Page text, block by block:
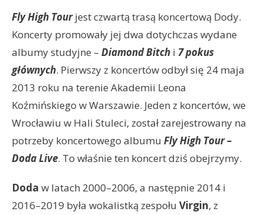
Fly High Tourjest czwartą trasą koncertową Dody.
Koncerty promowały jej dwa dotychczas wydane
albumy studyjne – Diamond Bitch i 7 pokus
głównych. Pierwszy z koncertów odbył się 24 maja
2013 roku na terenie Akademii Leona
Koźmińskiego w Warszawie. Jeden z koncertów, we
Wrocławiu w Hali Stuleci, został zarejestrowany na
potrzeby koncertowego albumu Fly High Tour –
Doda Live. To właśnie ten koncert dziś obejrzymy.
Doda w latach 2000–2006, a następnie 2014 i
2016–2019 była wokalistką zespołu Virgin, z